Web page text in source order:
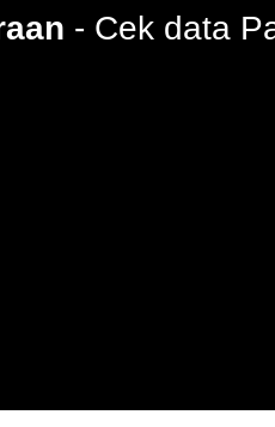
Cek data